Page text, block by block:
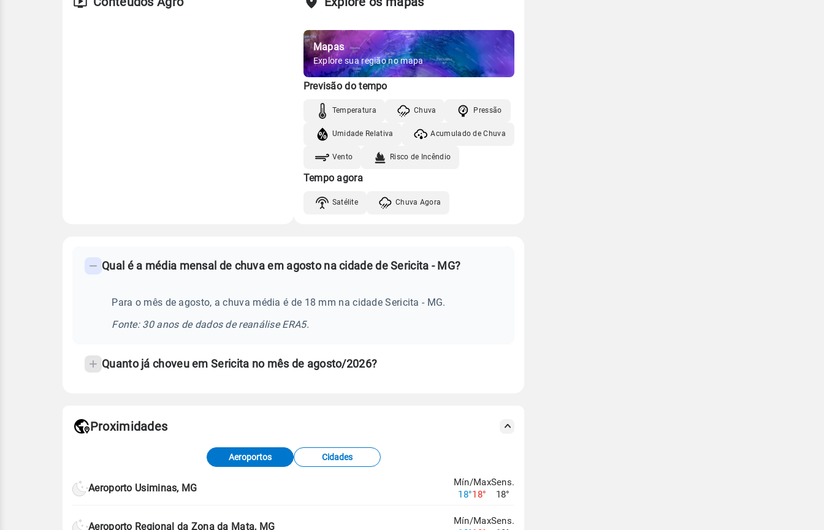
Mapas
Explore sua região no mapa
Previsão do tempo
Temperatura Chuva Pressão
Umidade Relativa Acumulado de Chuva
Vento Risco de Incêndio
Tempo agora
Satélite Chuva Agora
frequentes
temperatura
Qual é a média mensal de chuva em agosto na cidade de Sericita - MG?
Para o mês de agosto, a chuva média é de 18 mm na cidade Sericita - MG.
Fonte: 30 anos de dados de reanálise ERA5.
Quanto já choveu em Sericita no mês de agosto/2026?
de Tempo e Estudos Climáticos (CPTEC).
Proximidades
Aeroportos Cidades
Aeroporto Usiminas, MG
Mín/Max
18°18°
Sens.
18°
Aeroporto Regional da Zona da Mata, MG
Mín/MaxSens.